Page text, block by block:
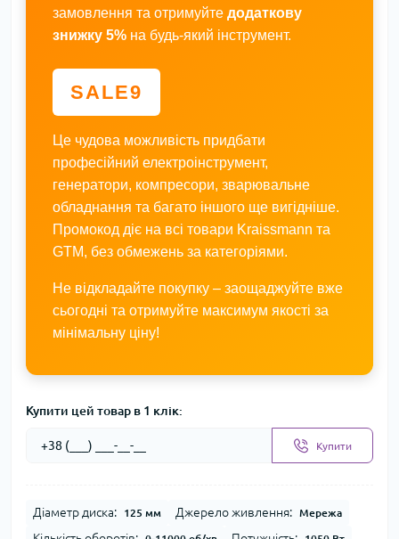
замовлення та отримуйте додаткову
знижку 5% на будь-який інструмент.
SALE9
Це чудова можливість придбати
професійний електроінструмент,
генератори, компресори, зварювальне
обладнання та багато іншого ще вигідніше.
Промокод діє на всі товари Kraissmann та
GTM, без обмежень за категоріями.
Не відкладайте покупку – заощаджуйте вже
сьогодні та отримуйте максимум якості за
мінімальну ціну!
Купити цей товар в 1 клік:
Купити
Діаметр диска: 125 мм Джерело живлення: Мережа